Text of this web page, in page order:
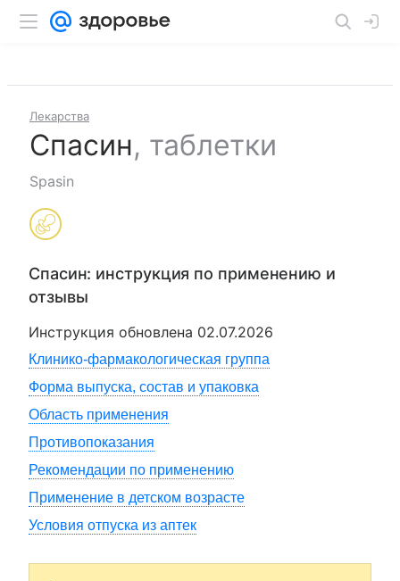
Лекарства
Спасин, таблетки
Spasin
Спасин: инструкция по применению и
отзывы
Инструкция обновлена 02.07.2026
Клинико-фармакологическая группа
Форма выпуска, состав и упаковка
Область применения
Противопоказания
Рекомендации по применению
Применение в детском возрасте
Условия отпуска из аптек